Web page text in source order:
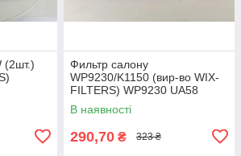
(2шт.)
Фильтр салону
WP9230/K1150 (вир-во WIX-
FILTERS) WP9230 UA58
В наявності
290,70 ₴ 323 ₴